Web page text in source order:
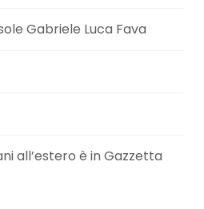
Gabriele Luca Fava
all’estero è in Gazzetta